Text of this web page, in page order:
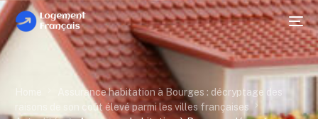
Assurance habitation à Bourges : décryptage des
raisons de son coût élevé parmi les villes françaises